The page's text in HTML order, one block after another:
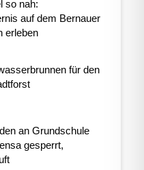
so nah:
auf dem Bernauer
erleben
für den
an Grundschule
gesperrt,